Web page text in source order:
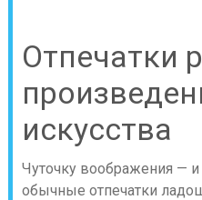
Отпечатки
искусства
Чуточку воображения —
обычные отпечатки